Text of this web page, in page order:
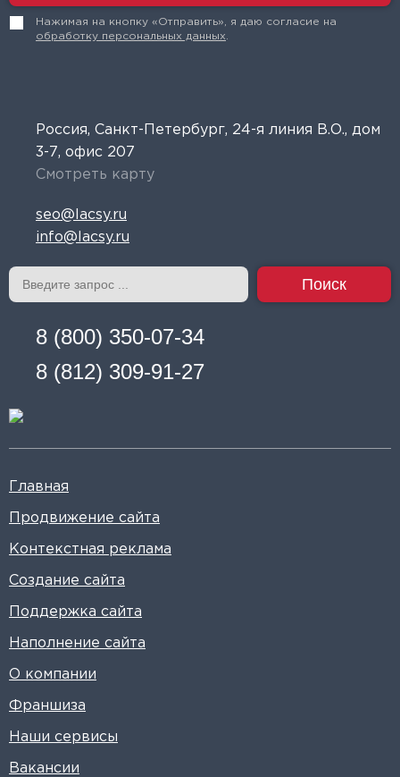
Нажимая на кнопку «Отправить», я даю согласие на
обработку персональных данных
Россия, Санкт-Петербург, 24-я линия В.О., дом
3-7, офис 207
Смотреть карту
seo@lacsy.ru
info@lacsy.ru
Поиск
8 (800) 350-07-34
8 (812) 309-91-27
Главная
Продвижение сайта
Контекстная реклама
Создание сайта
Поддержка сайта
Наполнение сайта
О компании
Франшиза
Наши сервисы
Вакансии